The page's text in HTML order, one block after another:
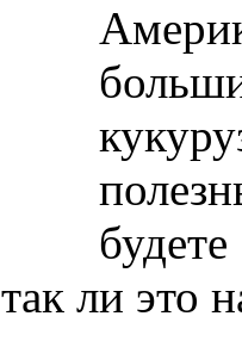
ли это